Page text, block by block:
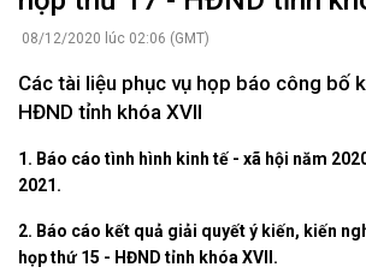
08/12/2020 lúc 02:06 (GMT)
Các tài liệu phục vụ họp báo công bố
HĐND tỉnh khóa XVII
1. Báo cáo tình hình kinh tế - xã hội năm
2021.
2. Báo cáo kết quả giải quyết ý kiến, kiến
họp thứ 15 - HĐND tỉnh khóa XVII.